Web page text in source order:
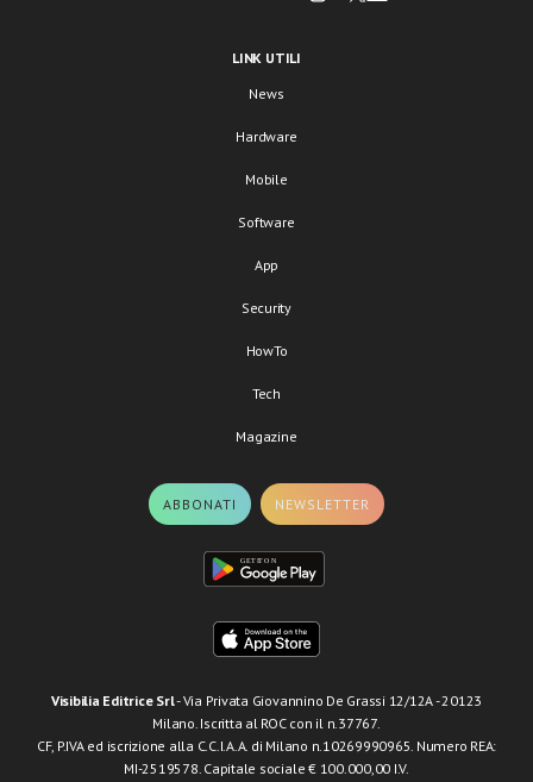
LINK UTILI
News
Hardware
Mobile
Software
App
Security
HowTo
Tech
Magazine
ABBONATI NEWSLETTER
Visibilia Editrice Srl- Via Privata Giovannino De Grassi 12/12A - 20123
Milano. Iscritta al ROC con il n.37767.
CF, P.IVA ed iscrizione alla C.C.I.A.A. di Milano n.10269990965. Numero REA:
MI-2519578. Capitale sociale € 100.000,00 I.V.